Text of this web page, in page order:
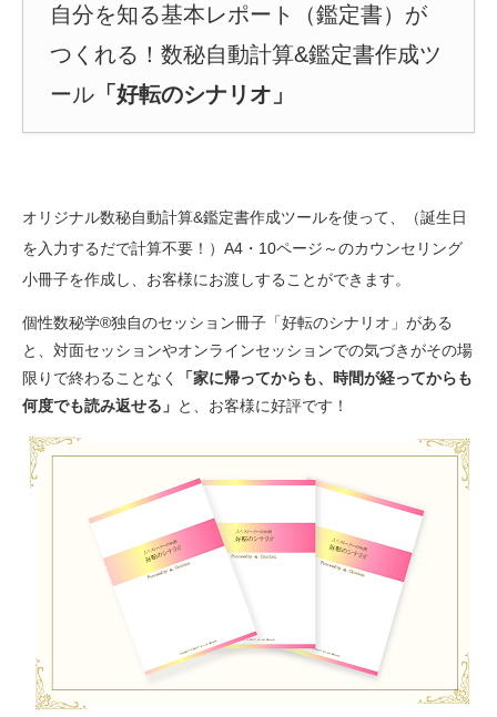
自分を知る基本レポート（鑑定書）が
つくれる！数秘自動計算&鑑定書作成ツ
ール 「好転のシナリオ」
オリジナル数秘自動計算&鑑定書作成ツールを使って、（誕生日
を入力するだで計算不要！）A4・10ページ～のカウンセリング
小冊子を作成し、お客様にお渡しすることができます。
個性数秘学®独自のセッション冊子「好転のシナリオ」がある
と、対面セッションやオンラインセッションでの気づきがその場
限りで終わることなく
「家に帰ってからも、時間が経ってからも
何度でも読み返せる」 と、お客様に好評です！